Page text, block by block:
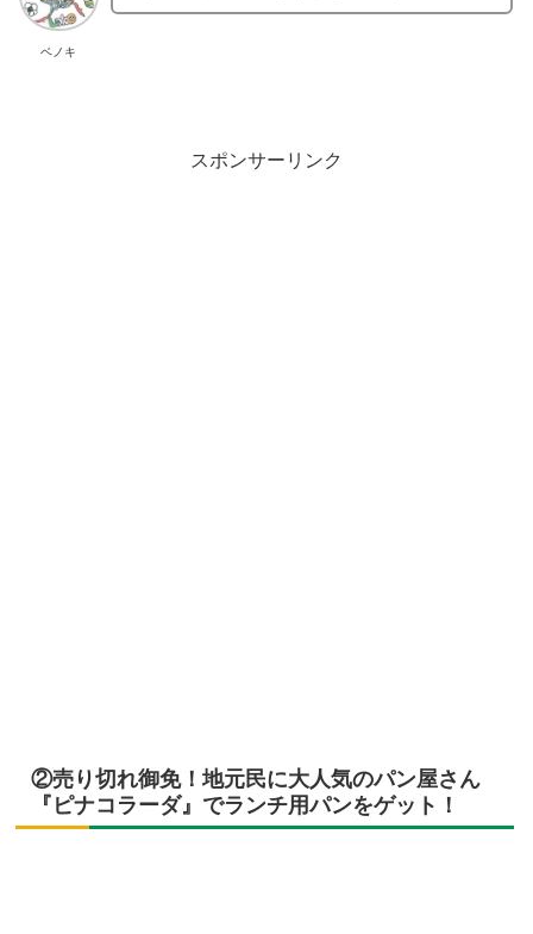
ベノキ
スポンサーリンク
②売り切れ御免！地元民に大人気のパン屋さん
『ピナコラーダ』でランチ用パンをゲット！